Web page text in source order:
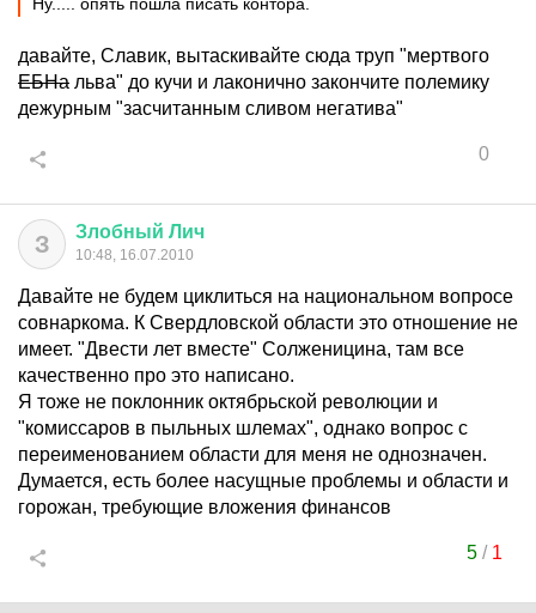
давайте, Славик, вытаскивайте сюда труп "мертвого
ЕБНа льва" до кучи и лаконично закончите полемику
дежурным "засчитанным сливом негатива"
0
З Злобный Лич
10:48, 16.07.2010
Давайте не будем циклиться на национальном вопросе
совнаркома. К Свердловской области это отношение не
имеет. "Двести лет вместе" Солженицина, там все
качественно про это написано.
Я тоже не поклонник октябрьской революции и
"комиссаров в пыльных шлемах", однако вопрос с
переименованием области для меня не однозначен.
Думается, есть более насущные проблемы и области и
горожан, требующие вложения финансов
5/ 1